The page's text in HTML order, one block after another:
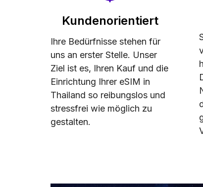
Kundenorientiert
Ihre Bedürfnisse stehen für
uns an erster Stelle. Unser
Ziel ist es, Ihren Kauf und die
Einrichtung Ihrer eSIM in
Thailand so reibungslos und
stressfrei wie möglich zu
gestalten.